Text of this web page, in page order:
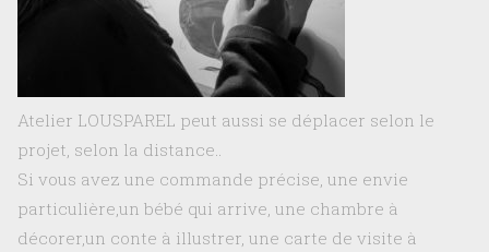
Atelier LOUSPAREL peut aussi se déplacer selon le
projet, selon la distance..
Si vous avez une commande précise, une envie
particulière,un bébé qui arrive, une chambre à
décorer,un conte à illustrer, une carte de visite à